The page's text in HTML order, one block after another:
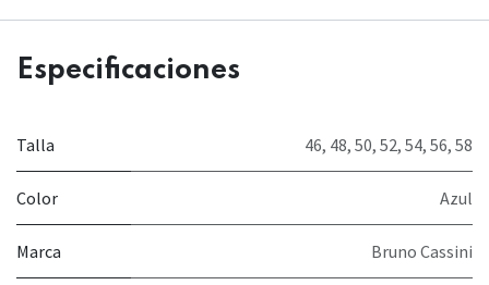
Especificaciones
Talla 46, 48, 50, 52, 54, 56, 58
Color Azul
Marca Bruno Cassini